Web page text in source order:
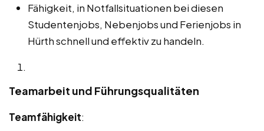
Fähigkeit, in Notfallsituationen bei diesen
Studentenjobs, Nebenjobs und Ferienjobs in
Hürth schnell und effektiv zu handeln.
Teamarbeit und Führungsqualitäten
Teamfähigkeit: